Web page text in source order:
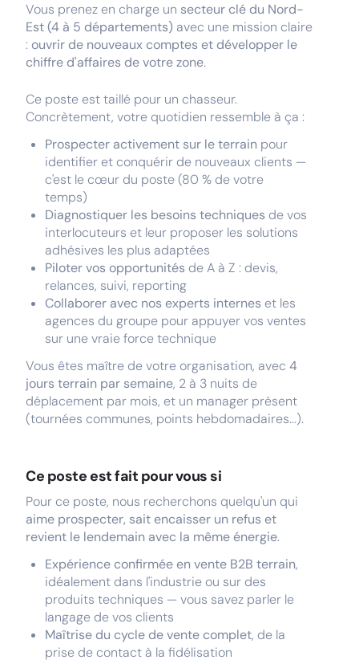
Vous prenez en charge un secteur clé du Nord-
Est (4 à 5 départements) avec une mission claire
: ouvrir de nouveaux comptes et développer le
chiffre d'affaires de votre zone.
Ce poste est taillé pour un chasseur.
Concrètement, votre quotidien ressemble à ça :
Prospecter activement sur le terrain pour
identifier et conquérir de nouveaux clients —
c'est le cœur du poste (80 % de votre
temps)
Diagnostiquer les besoins techniques de vos
interlocuteurs et leur proposer les solutions
adhésives les plus adaptées
Piloter vos opportunités de A à Z : devis,
relances, suivi, reporting
Collaborer avec nos experts internes et les
agences du groupe pour appuyer vos ventes
sur une vraie force technique
Vous êtes maître de votre organisation, avec 4
jours terrain par semaine, 2 à 3 nuits de
déplacement par mois, et un manager présent
(tournées communes, points hebdomadaires...).
Ce poste est fait pour vous si
Pour ce poste, nous recherchons quelqu'un qui
aime prospecter, sait encaisser un refus et
revient le lendemain avec la même énergie.
Expérience confirmée en vente B2B terrain,
idéalement dans l'industrie ou sur des
produits techniques — vous savez parler le
langage de vos clients
Maîtrise du cycle de vente complet, de la
prise de contact à la fidélisation